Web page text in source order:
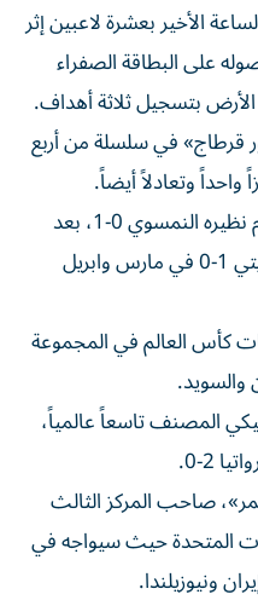
الأخير بعشرة لاعبين إثر
(62) بعد حصوله على البطاقة الصفراء
بتسجيل ثلاثة أهداف.
قرطاج» في سلسلة من أربع
وتعادلاً أيضاً.
وكان المنتخب التونسي خسر أمام نظيره النمسوي 0-1، بعد
تعادله مع كندا 0-0 وفوزه على هايتي 1-0 في مارس وابريل
كأس العالم في المجموعة
والسويد.
المصنف تاسعاً عالمياً،
2-0.
صاحب المركز الثالث
إلى الولايات المتحدة حيث سيواجه في
ونيوزيلندا.